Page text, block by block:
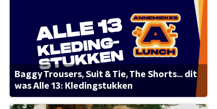
Baggy Trousers, Suit & Tie, The Shorts... dit
was Alle 13: Kledingstukken